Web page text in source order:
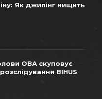
Як джипінг нищить
ОВА скуповує
BIHUS